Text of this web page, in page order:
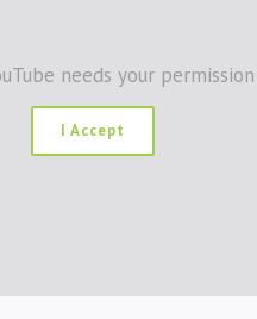
needs your
I Accept